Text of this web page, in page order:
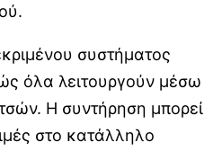
συστήματος
όλα λειτουργούν μέσω
Η συντήρηση μπορεί
στο κατάλληλο